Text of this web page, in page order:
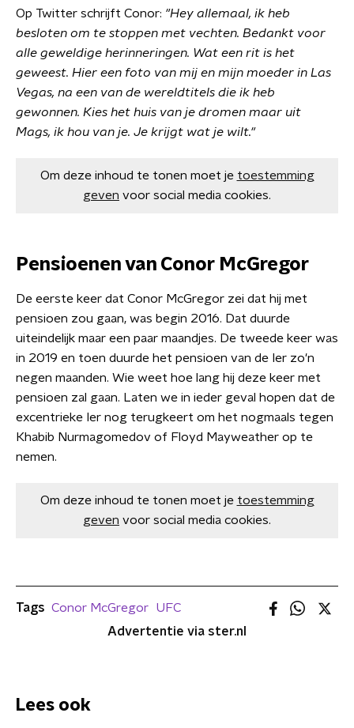
Op Twitter schrijft Conor: "Hey allemaal, ik heb
besloten om te stoppen met vechten. Bedankt voor
alle geweldige herinneringen. Wat een rit is het
geweest. Hier een foto van mij en mijn moeder in Las
Vegas, na een van de wereldtitels die ik heb
gewonnen. Kies het huis van je dromen maar uit
Mags, ik hou van je. Je krijgt wat je wilt."
Om deze inhoud te tonen moet je toestemming
geven voor social media cookies.
Pensioenen van Conor McGregor
De eerste keer dat Conor McGregor zei dat hij met
pensioen zou gaan, was begin 2016. Dat duurde
uiteindelijk maar een paar maandjes. De tweede keer was
in 2019 en toen duurde het pensioen van de Ier zo'n
negen maanden. Wie weet hoe lang hij deze keer met
pensioen zal gaan. Laten we in ieder geval hopen dat de
excentrieke Ier nog terugkeert om het nogmaals tegen
Khabib Nurmagomedov of Floyd Mayweather op te
nemen.
Om deze inhoud te tonen moet je toestemming
geven voor social media cookies.
Tags Conor McGregor
UFC
Advertentie via ster.nl
Lees ook